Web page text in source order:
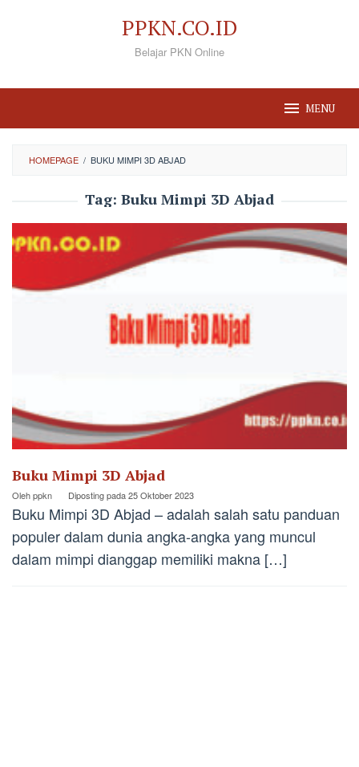
PPKN.CO.ID
Belajar PKN Online
MENU
HOMEPAGE / BUKU MIMPI 3D ABJAD
Tag: Buku Mimpi 3D Abjad
Buku Mimpi 3D Abjad
Olehppkn Diposting pada25 Oktober 2023
Buku Mimpi 3D Abjad – adalah salah satu panduan
populer dalam dunia angka-angka yang muncul
dalam mimpi dianggap memiliki makna […]